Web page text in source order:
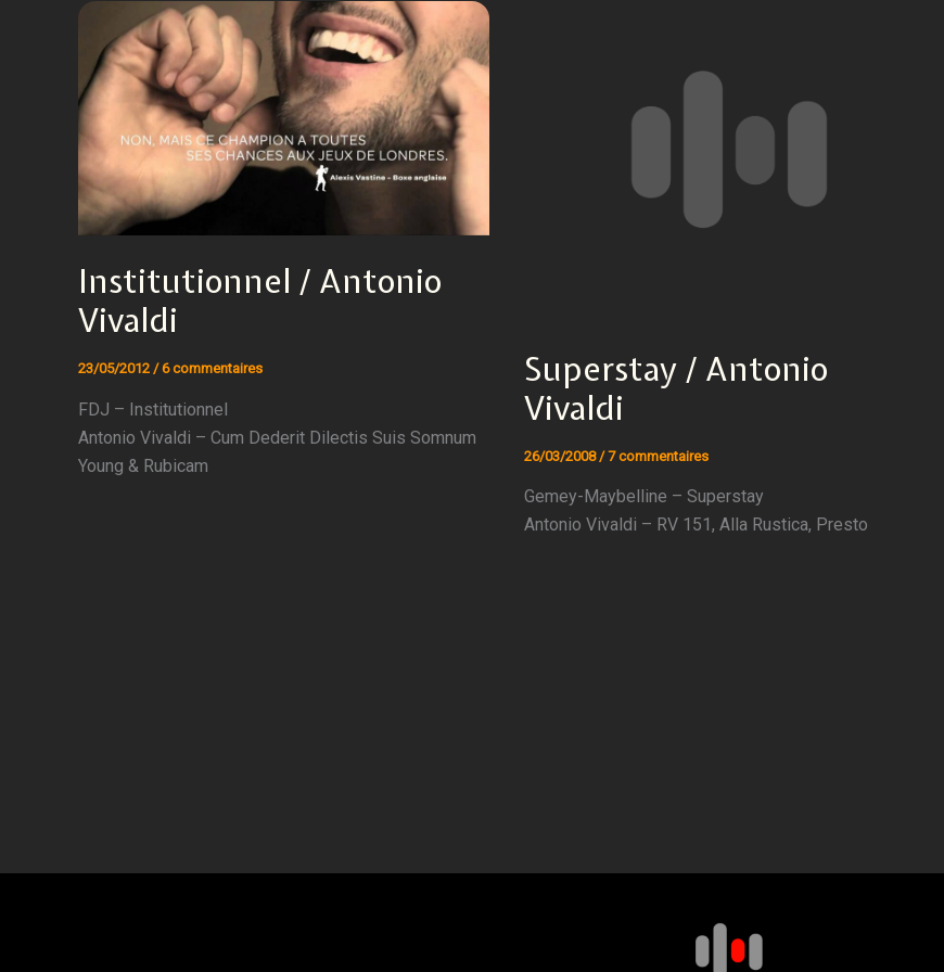
Institutionnel / Antonio
Vivaldi
23/05/2012 /6 commentaires
FDJ – Institutionnel
Antonio Vivaldi – Cum Dederit Dilectis Suis Somnum
Young & Rubicam
Superstay / Antonio
Vivaldi
26/03/2008 /7 commentaires
Gemey-Maybelline – Superstay
Antonio Vivaldi – RV 151, Alla Rustica, Presto